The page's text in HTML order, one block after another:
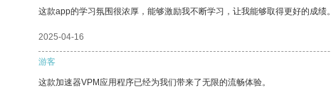
这款app的学习氛围很浓厚，能够激励我不断学习，让我能够取得更好的成绩。
2025-04-16
游客
这款加速器VPM应用程序已经为我们带来了无限的流畅体验。